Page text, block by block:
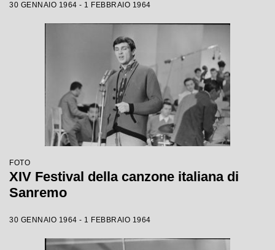
30 GENNAIO 1964 - 1 FEBBRAIO 1964
FOTO
XIV Festival della canzone italiana di
Sanremo
30 GENNAIO 1964 - 1 FEBBRAIO 1964